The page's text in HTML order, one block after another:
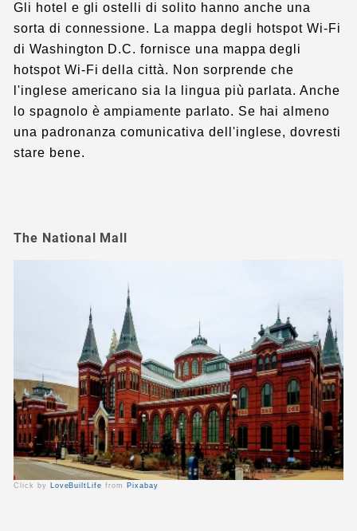
Gli hotel e gli ostelli di solito hanno anche una
sorta di connessione. La mappa degli hotspot Wi-Fi
di Washington D.C. fornisce una mappa degli
hotspot Wi-Fi della città. Non sorprende che
l'inglese americano sia la lingua più parlata. Anche
lo spagnolo è ampiamente parlato. Se hai almeno
una padronanza comunicativa dell'inglese, dovresti
stare bene.
Click by LoveBuiltLife from Pixabay
The National Mall